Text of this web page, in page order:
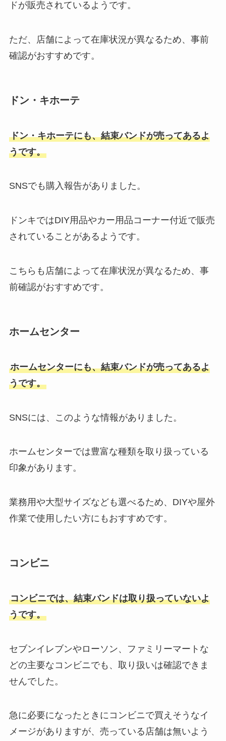
ドが販売されているようです。
ただ、店舗によって在庫状況が異なるため、事前
確認がおすすめです。
ドン・キホーテ
ドン・キホーテにも、結束バンドが売ってあるよ
うです。
SNSでも購入報告がありました。
ドンキではDIY用品やカー用品コーナー付近で販売
されていることがあるようです。
こちらも店舗によって在庫状況が異なるため、事
前確認がおすすめです。
ホームセンター
ホームセンターにも、結束バンドが売ってあるよ
うです。
SNSには、このような情報がありました。
ホームセンターでは豊富な種類を取り扱っている
印象があります。
業務用や大型サイズなども選べるため、DIYや屋外
作業で使用したい方にもおすすめです。
コンビニ
コンビニでは、結束バンドは取り扱っていないよ
うです。
セブンイレブンやローソン、ファミリーマートな
どの主要なコンビニでも、取り扱いは確認できま
せんでした。
急に必要になったときにコンビニで買えそうなイ
メージがありますが、売っている店舗は無いよう